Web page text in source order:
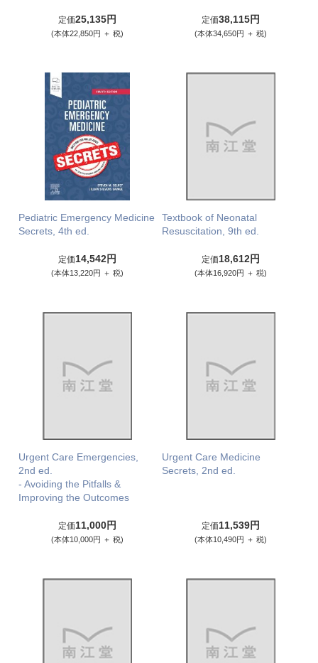
定価25,135円
(本体22,850円 ＋ 税)
定価38,115円
(本体34,650円 ＋ 税)
Pediatric Emergency Medicine
Secrets, 4th ed.
定価14,542円
(本体13,220円 ＋ 税)
Textbook of Neonatal
Resuscitation, 9th ed.
定価18,612円
(本体16,920円 ＋ 税)
Urgent Care Emergencies,
2nd ed.
- Avoiding the Pitfalls &
Improving the Outcomes
定価11,000円
(本体10,000円 ＋ 税)
Urgent Care Medicine
Secrets, 2nd ed.
定価11,539円
(本体10,490円 ＋ 税)